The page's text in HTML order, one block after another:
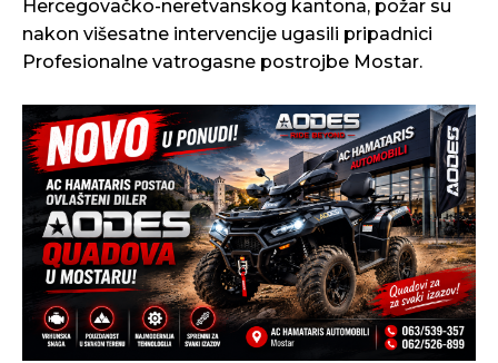
Hercegovačko-neretvanskog kantona, požar su
nakon višesatne intervencije ugasili pripadnici
Profesionalne vatrogasne postrojbe Mostar.